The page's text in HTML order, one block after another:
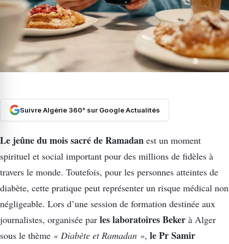
Suivre Algérie 360° sur Google Actualités
Le jeûne du mois sacré de Ramadan est un moment
spirituel et social important pour des millions de fidèles à
travers le monde. Toutefois, pour les personnes atteintes de
diabète, cette pratique peut représenter un risque médical non
négligeable. Lors d’une session de formation destinée aux
journalistes, organisée par les laboratoires Beker à Alger
sous le thème « Diabète et Ramadan », le Pr Samir